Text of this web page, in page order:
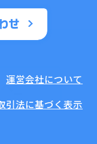
せ
運営会社について
引法に基づく表示